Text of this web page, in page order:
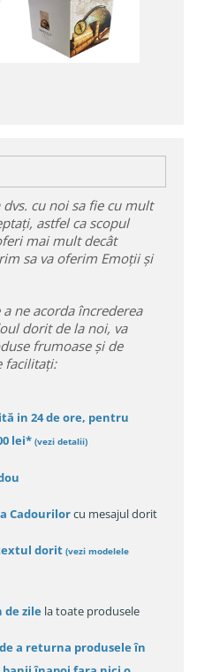
cu noi sa fie cu mult
astfel ca scopul
mai mult decât
sa va oferim Emoții și
ne acorda încrederea
dorit de la noi, va
frumoase și de
facilitați:
in 24 de ore, pentru
lei* (vezi detalii)
Cadourilorcu mesajul dorit
dorit (vezi modelele
de zile la toate produsele
a returna produsele în